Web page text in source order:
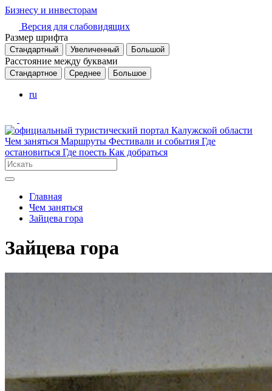
Бизнесу и инвесторам
Версия для слабовидящих
Размер шрифта
Стандартный Увеличенный Большой
Расстояние между буквами
Стандартное Среднее Большое
ru
Чем заняться Маршруты Фестивали и события Где
остановиться Где поесть Как добраться
Главная
Чем заняться
Зайцева гора
Зайцева гора